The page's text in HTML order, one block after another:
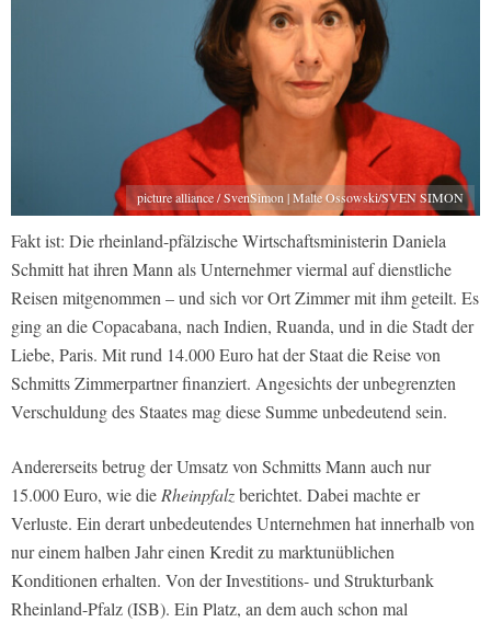
picture alliance / SvenSimon | Malte Ossowski/SVEN SIMON
Fakt ist: Die rheinland-pfälzische Wirtschaftsministerin Daniela
Schmitt hat ihren Mann als Unternehmer viermal auf dienstliche
Reisen mitgenommen – und sich vor Ort Zimmer mit ihm geteilt. Es
ging an die Copacabana, nach Indien, Ruanda, und in die Stadt der
Liebe, Paris. Mit rund 14.000 Euro hat der Staat die Reise von
Schmitts Zimmerpartner finanziert. Angesichts der unbegrenzten
Verschuldung des Staates mag diese Summe unbedeutend sein.
Andererseits betrug der Umsatz von Schmitts Mann auch nur
15.000 Euro, wie dieRheinpfalzberichtet. Dabei machte er
Verluste. Ein derart unbedeutendes Unternehmen hat innerhalb von
nur einem halben Jahr einen Kredit zu marktunüblichen
Konditionen erhalten. Von der Investitions- und Strukturbank
Rheinland-Pfalz (ISB). Ein Platz, an dem auch schon mal